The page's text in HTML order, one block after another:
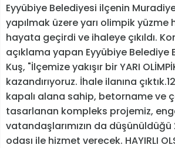
Eyyübiye Belediyesi ilçenin
yapılmak üzere yarı olimpik yüzme
hayata geçirdi ve ihaleye çıkıldı.
açıklama yapan Eyyübiye Belediye
Kuş, "İlçemize yakışır bir YARI
kazandırıyoruz. İhale ilanına
kapalı alana sahip, betorname ve
tasarlanan kompleks projemiz,
vatandaşlarımızın da düşünüldüğü
odası ile hizmet verecek. HAYIRLI